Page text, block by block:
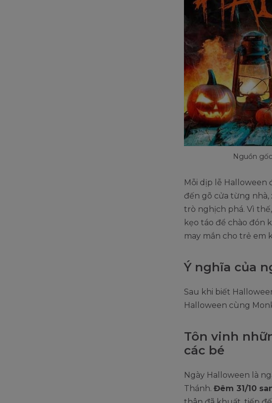
Nguồn
Mỗi dịp lễ Halloween
đến gõ cửa từng nhà,
trò nghịch phá. Vì
kẹo táo để chào đón
may mắn cho trẻ em
Ý nghĩa của
Sau khi biết
Halloween cùng
Tôn vinh
các bé
Ngày Halloween là
Thánh. Đêm 31/10